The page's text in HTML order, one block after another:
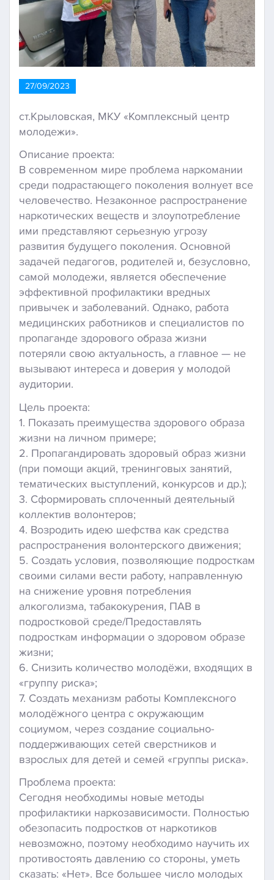
27/09/2023
ст.Крыловская, МКУ «Комплексный центр
молодежи».
Описание проекта:
В современном мире проблема наркомании
среди подрастающего поколения волнует все
человечество. Незаконное распространение
наркотических веществ и злоупотребление
ими представляют серьезную угрозу
развития будущего поколения. Основной
задачей педагогов, родителей и, безусловно,
самой молодежи, является обеспечение
эффективной профилактики вредных
привычек и заболеваний. Однако, работа
медицинских работников и специалистов по
пропаганде здорового образа жизни
потеряли свою актуальность, а главное — не
вызывают интереса и доверия у молодой
аудитории.
Цель проекта:
1. Показать преимущества здорового образа
жизни на личном примере;
2. Пропагандировать здоровый образ жизни
(при помощи акций, тренинговых занятий,
тематических выступлений, конкурсов и др.);
3. Сформировать сплоченный деятельный
коллектив волонтеров;
4. Возродить идею шефства как средства
распространения волонтерского движения;
5. Создать условия, позволяющие подросткам
своими силами вести работу, направленную
на снижение уровня потребления
алкоголизма, табакокурения, ПАВ в
подростковой среде/Предоставлять
подросткам информации о здоровом образе
жизни;
6. Снизить количество молодёжи, входящих в
«группу риска»;
7. Создать механизм работы Комплексного
молодёжного центра с окружающим
социумом, через создание социально-
поддерживающих сетей сверстников и
взрослых для детей и семей «группы риска».
Проблема проекта:
Сегодня необходимы новые методы
профилактики наркозависимости. Полностью
обезопасить подростков от наркотиков
невозможно, поэтому необходимо научить их
противостоять давлению со стороны, уметь
сказать: «Нет». Все большее число молодых